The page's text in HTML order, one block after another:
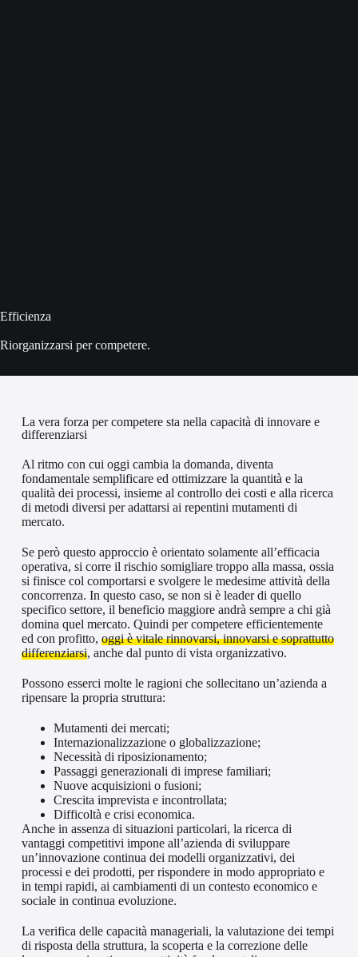
Efficienza
Riorganizzarsi per competere.
La vera forza per competere sta nella capacità di innovare e
differenziarsi
Al ritmo con cui oggi cambia la domanda, diventa
fondamentale semplificare ed ottimizzare la quantità e la
qualità dei processi, insieme al controllo dei costi e alla ricerca
di metodi diversi per adattarsi ai repentini mutamenti di
mercato.
Se però questo approccio è orientato solamente all’efficacia
operativa, si corre il rischio somigliare troppo alla massa, ossia
si finisce col comportarsi e svolgere le medesime attività della
concorrenza. In questo caso, se non si è leader di quello
specifico settore, il beneficio maggiore andrà sempre a chi già
domina quel mercato. Quindi per competere efficientemente
ed con profitto, oggi è vitale rinnovarsi, innovarsi e soprattutto
differenziarsi, anche dal punto di vista organizzativo.
Possono esserci molte le ragioni che sollecitano un’azienda a
ripensare la propria struttura:
Mutamenti dei mercati;
Internazionalizzazione o globalizzazione;
Necessità di riposizionamento;
Passaggi generazionali di imprese familiari;
Nuove acquisizioni o fusioni;
Crescita imprevista e incontrollata;
Difficoltà e crisi economica.
Anche in assenza di situazioni particolari, la ricerca di
vantaggi competitivi impone all’azienda di sviluppare
un’innovazione continua dei modelli organizzativi, dei
processi e dei prodotti, per rispondere in modo appropriato e
in tempi rapidi, ai cambiamenti di un contesto economico e
sociale in continua evoluzione.
La verifica delle capacità manageriali, la valutazione dei tempi
di risposta della struttura, la scoperta e la correzione delle